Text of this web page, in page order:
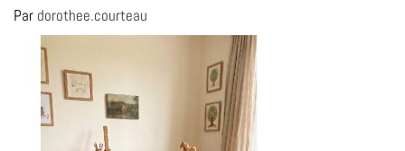
DERNIÈRE CHANCE !
À VOTRE SERVICE
À PROPOS
Par dorothee.courteau